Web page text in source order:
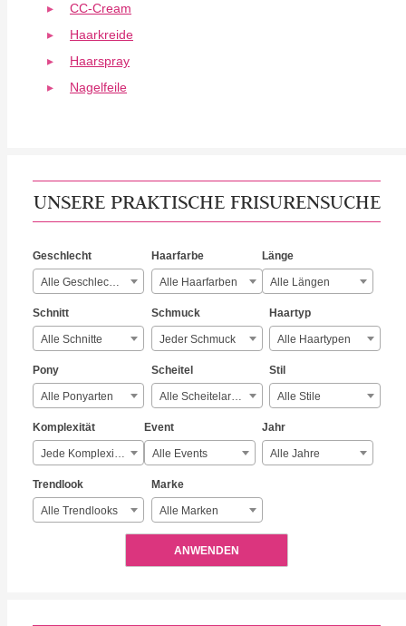
CC-Cream
Haarkreide
Haarspray
Nagelfeile
UNSERE PRAKTISCHE FRISURENSUCHE
Geschlecht
Alle Geschlechter
Haarfarbe
Alle Haarfarben
Länge
Alle Längen
Schnitt
Alle Schnitte
Schmuck
Jeder Schmuck
Haartyp
Alle Haartypen
Pony
Alle Ponyarten
Scheitel
Alle Scheitelarten
Stil
Alle Stile
Komplexität
Jede Komplexität
Event
Alle Events
Jahr
Alle Jahre
Trendlook
Alle Trendlooks
Marke
Alle Marken
ANWENDEN